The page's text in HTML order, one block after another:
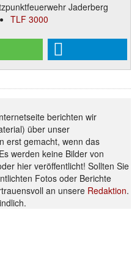
Jaderberg
TLF 3000
berichten wir
über unser
erst gemacht, wenn das
werden keine Bilder von
hier veröffentlicht! Sollten Sie
Fotos oder Berichte
an unsere Redaktion.